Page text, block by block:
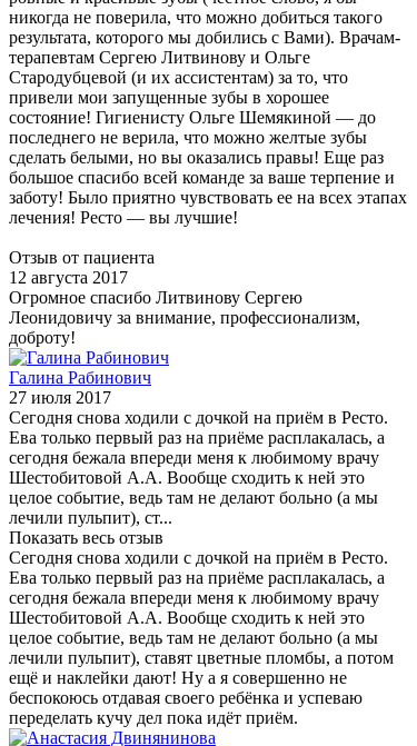
никогда не поверила, что можно добиться такого
результата, которого мы добились с Вами). Врачам-
терапевтам Сергею Литвинову и Ольге
Стародубцевой (и их ассистентам) за то, что
привели мои запущенные зубы в хорошее
состояние! Гигиенисту Ольге Шемякиной — до
последнего не верила, что можно желтые зубы
сделать белыми, но вы оказались правы! Еще раз
большое спасибо всей команде за ваше терпение и
заботу! Было приятно чувствовать ее на всех этапах
лечения! Ресто — вы лучшие!
Отзыв от пациента
12 августа 2017
Огромное спасибо Литвинову Сергею
Леонидовичу за внимание, профессионализм,
доброту!
Галина Рабинович
27 июля 2017
Сегодня снова ходили с дочкой на приём в Ресто.
Ева только первый раз на приёме расплакалась, а
сегодня бежала впереди меня к любимому врачу
Шестобитовой А.А. Вообще сходить к ней это
целое событие, ведь там не делают больно (а мы
лечили пульпит), ст...
Показать весь отзыв
Сегодня снова ходили с дочкой на приём в Ресто.
Ева только первый раз на приёме расплакалась, а
сегодня бежала впереди меня к любимому врачу
Шестобитовой А.А. Вообще сходить к ней это
целое событие, ведь там не делают больно (а мы
лечили пульпит), ставят цветные пломбы, а потом
ещё и наклейки дают! Ну а я совершенно не
беспокоюсь отдавая своего ребёнка и успеваю
переделать кучу дел пока идёт приём.